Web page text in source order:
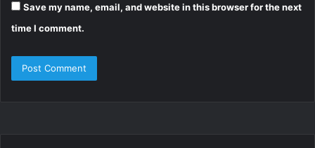
Save my name, email, and website in this browser for the next
time I comment.